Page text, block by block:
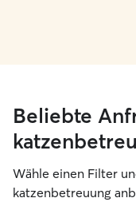
Beliebte
Wähle einen Filter
katzenbetreuung